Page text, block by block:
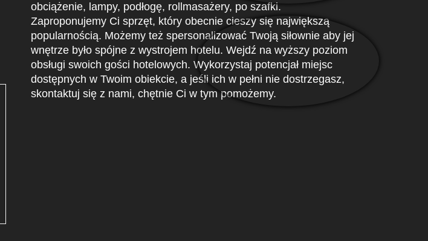
obciążenie, lampy, podłogę, rollmasażery, po szafki.
Zaproponujemy Ci sprzęt, który obecnie cieszy się największą
popularnością. Możemy też spersonalizować Twoją siłownie aby jej
wnętrze było spójne z wystrojem hotelu. Wejdź na wyższy poziom
obsługi swoich gości hotelowych. Wykorzystaj potencjał miejsc
dostępnych w Twoim obiekcie, a jeśli ich w pełni nie dostrzegasz,
skontaktuj się z nami, chętnie Ci w tym pomożemy.